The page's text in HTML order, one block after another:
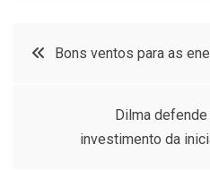
Navegação
Bons ventos para as
Dilma
investimento da